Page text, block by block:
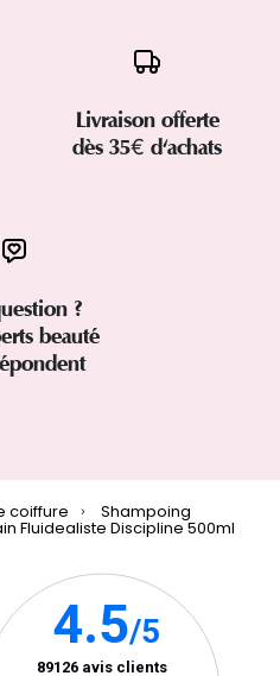
Livraison offerte
dès 35€ d'achats
?
beauté
coiffure Shampoing
Fluidealiste Discipline 500ml